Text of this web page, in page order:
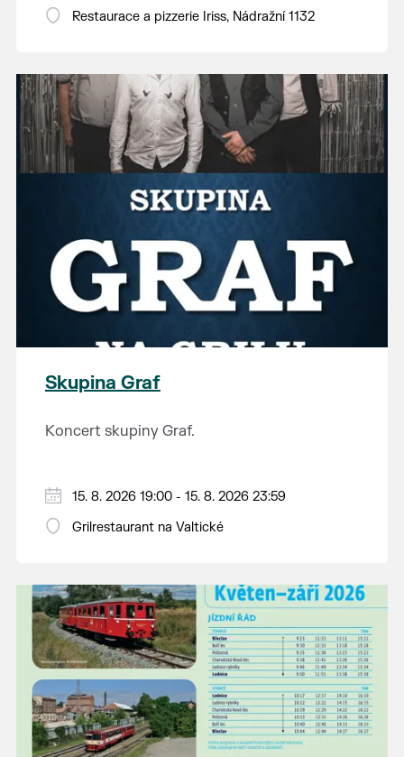
Restaurace a pizzerie Iriss, Nádražní 1132
Skupina Graf
Koncert skupiny Graf.
15. 8. 2026 19:00 - 15. 8. 2026 23:59
Grilrestaurant na Valtické